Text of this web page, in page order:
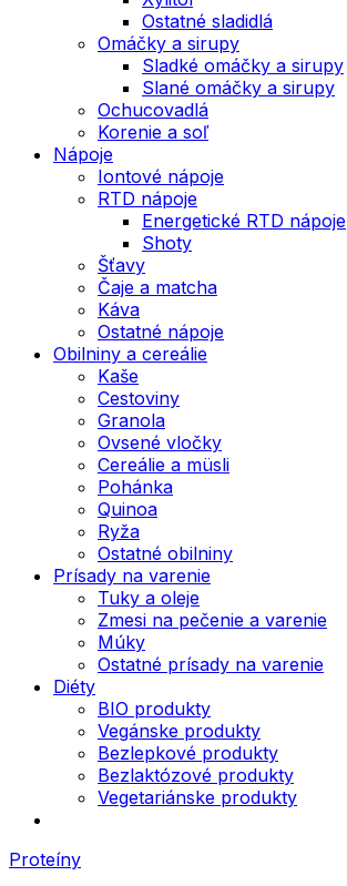
Ostatné sladidlá
Omáčky a sirupy
Sladké omáčky a sirupy
Slané omáčky a sirupy
Ochucovadlá
Korenie a soľ
Nápoje
Iontové nápoje
RTD nápoje
Energetické RTD nápoje
Shoty
Šťavy
Čaje a matcha
Káva
Ostatné nápoje
Obilniny a cereálie
Kaše
Cestoviny
Granola
Ovsené vločky
Cereálie a müsli
Pohánka
Quinoa
Ryža
Ostatné obilniny
Prísady na varenie
Tuky a oleje
Zmesi na pečenie a varenie
Múky
Ostatné prísady na varenie
Diéty
BIO produkty
Vegánske produkty
Bezlepkové produkty
Bezlaktózové produkty
Vegetariánske produkty
Proteíny